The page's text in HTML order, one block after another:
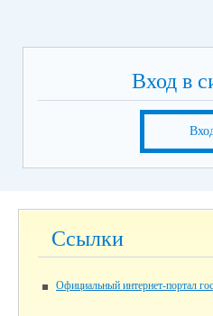
Вход в
Ссылки
Официальный интернет-портал